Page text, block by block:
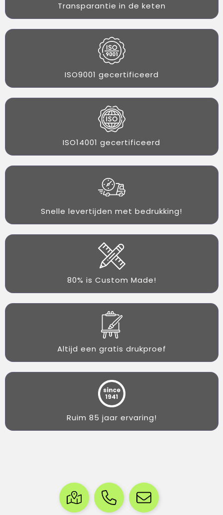
Transparantie in de keten
ISO9001 gecertificeerd
ISO14001 gecertificeerd
Snelle levertijden met bedrukking!
80% is Custom Made!
Altijd een gratis drukproef
Ruim 85 jaar ervaring!